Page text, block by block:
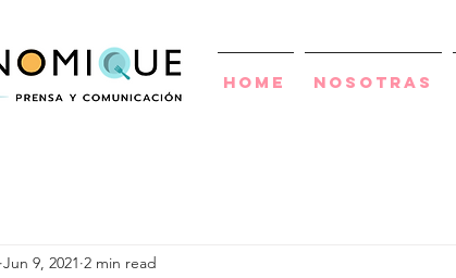
Home Nosotras
Jun 9, 2021 2 min read